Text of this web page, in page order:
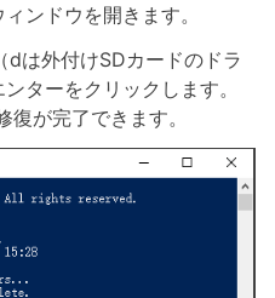
ンドウを開きます。
は外付けSDカードのドラ
ターをクリックします。
が完了できます。